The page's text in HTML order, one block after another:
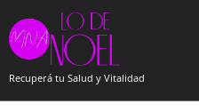
Recuperá tu Salud y Vitalidad